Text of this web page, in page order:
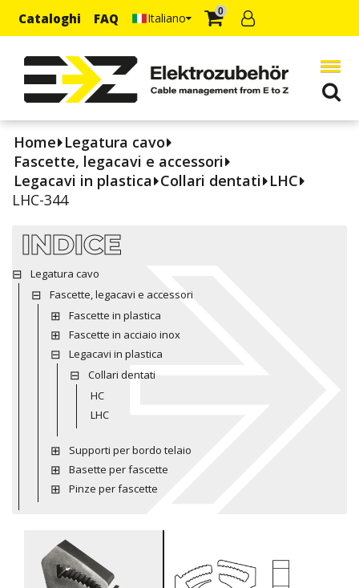
Cataloghi FAQ Italiano 0
Home Legatura cavo
Fascette, legacavi e accessori
Legacavi in plastica Collari dentati LHC
LHC-344
INDICE
Legatura cavo
Fascette, legacavi e accessori
Fascette in plastica
Fascette in acciaio inox
Legacavi in plastica
Collari dentati
HC
LHC
Supporti per bordo telaio
Basette per fascette
Pinze per fascette